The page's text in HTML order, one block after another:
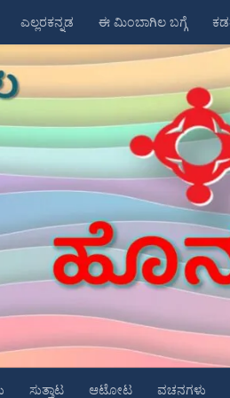
ಎಲ್ಲರಕನ್ನಡ ಈ ಮಿಂಬಾಗಿಲ ಬಗ್ಗೆ
ಸುತ್ತಾಟ ಆಟೋಟ ವಚನಗಳು